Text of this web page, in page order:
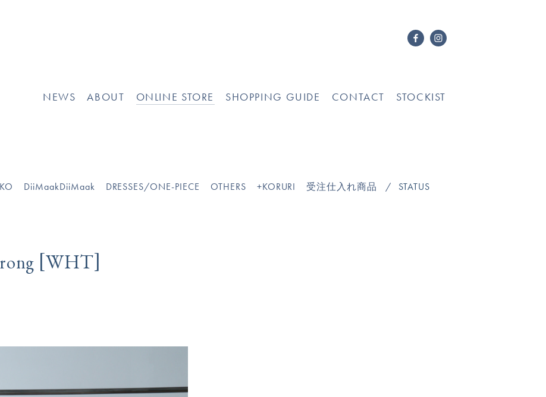
NEWS ABOUT ONLINE STORE SHOPPING GUIDE CONTACT STOCKIST
DiiMaakDiiMaak DRESSES/ONE-PIECE OTHERS +KORURI 受注仕入れ商品 STATUS
[WHT]